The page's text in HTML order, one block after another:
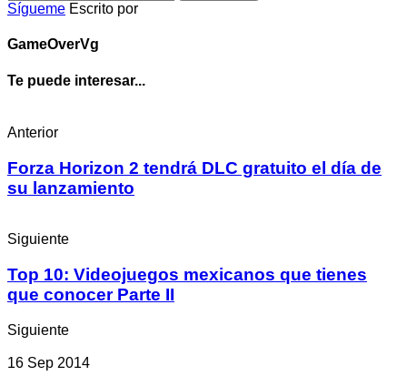
Sígueme Escrito por
GameOverVg
Te puede interesar...
Anterior
Forza Horizon 2 tendrá DLC gratuito el día de
su lanzamiento
Siguiente
Top 10: Videojuegos mexicanos que tienes
que conocer Parte II
Siguiente
16 Sep 2014